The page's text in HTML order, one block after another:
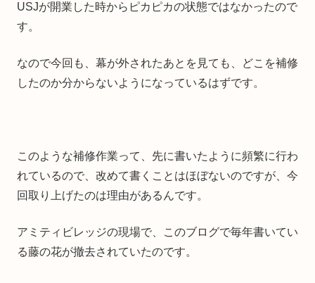
USJが開業した時からピカピカの状態ではなかったので
す。
なので今回も、幕が外されたあとを見ても、どこを補修
したのか分からないようになっているはずです。
このような補修作業って、先に書いたように頻繁に行わ
れているので、改めて書くことはほぼないのですが、今
回取り上げたのは理由があるんです。
アミティビレッジの現場で、このブログで毎年書いてい
る藤の花が撤去されていたのです。